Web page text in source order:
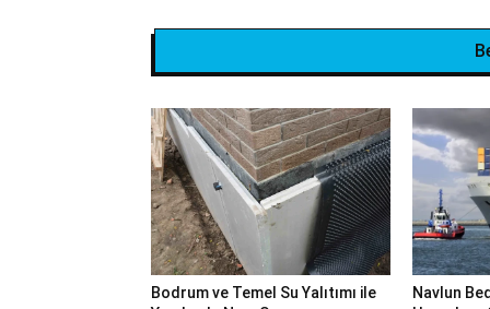
Bodrum ve Temel Su Yalıtımı ile
Navlun